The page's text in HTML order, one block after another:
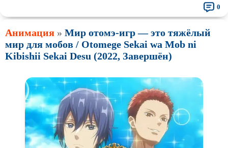
0
Анимация » Мир отомэ-игр — это тяжёлый
мир для мобов / Otomege Sekai wa Mob ni
Kibishii Sekai Desu (2022, Завершён)